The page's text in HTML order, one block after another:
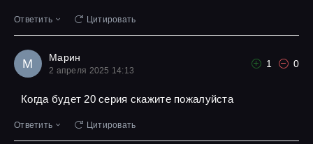
Ответить Цитировать
М Марин
2 апреля 2025 14:13
1 0
Когда будет 20 серия скажите пожалуйста
Ответить Цитировать